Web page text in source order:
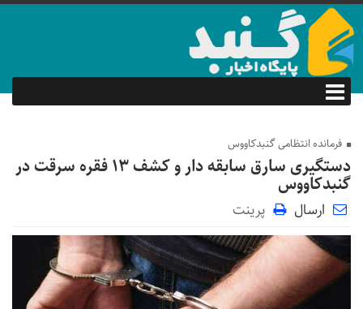
فرمانده انتظامی گنبدکاووس
دستگیری سارق سابقه دار و کشف ۱۳ فقره سرقت در
گنبدکاووس
ارسال پرینت